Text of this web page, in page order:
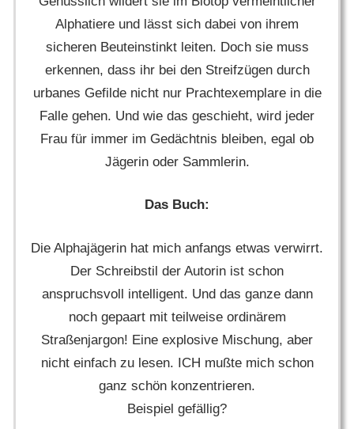
Alphatiere und lässt sich dabei von ihrem
sicheren Beuteinstinkt leiten. Doch sie muss
erkennen, dass ihr bei den Streifzügen durch
urbanes Gefilde nicht nur Prachtexemplare in die
Falle gehen. Und wie das geschieht, wird jeder
Frau für immer im Gedächtnis bleiben, egal ob
Jägerin oder Sammlerin.
Das Buch:
Die Alphajägerin hat mich anfangs etwas verwirrt.
Der Schreibstil der Autorin ist schon
anspruchsvoll intelligent. Und das ganze dann
noch gepaart mit teilweise ordinärem
Straßenjargon! Eine explosive Mischung, aber
nicht einfach zu lesen. ICH mußte mich schon
ganz schön konzentrieren.
Beispiel gefällig?